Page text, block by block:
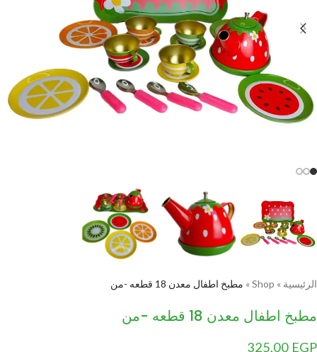
الرئيسية »
Shop
» مطبخ اطفال معدن 18 قطعه -من
مطبخ اطفال معدن 18 قطعه -من
325,00 EGP